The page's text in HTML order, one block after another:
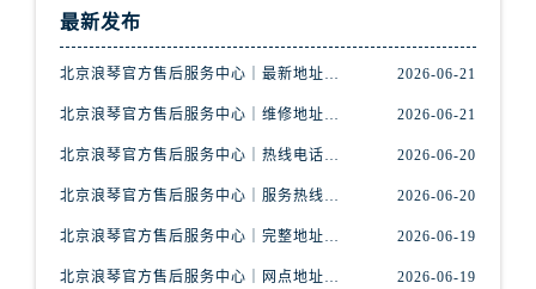
最新发布
北京浪琴官方售后服务中心｜最新地址与客服电话权威信息公示（2026年6月最新） 2026-06-21
北京浪琴官方售后服务中心｜维修地址及售后热线权威信息公示（2026年6月最新） 2026-06-21
北京浪琴官方售后服务中心｜热线电话及门店地址权威信息公示（2026年6月最新） 2026-06-20
北京浪琴官方售后服务中心｜服务热线及完整地址权威信息公示（2026年6月最新） 2026-06-20
北京浪琴官方售后服务中心｜完整地址与官方电话权威信息公示（2026年6月最新） 2026-06-19
北京浪琴官方售后服务中心｜网点地址和官方热线权威信息公示（2026年6月最新） 2026-06-19